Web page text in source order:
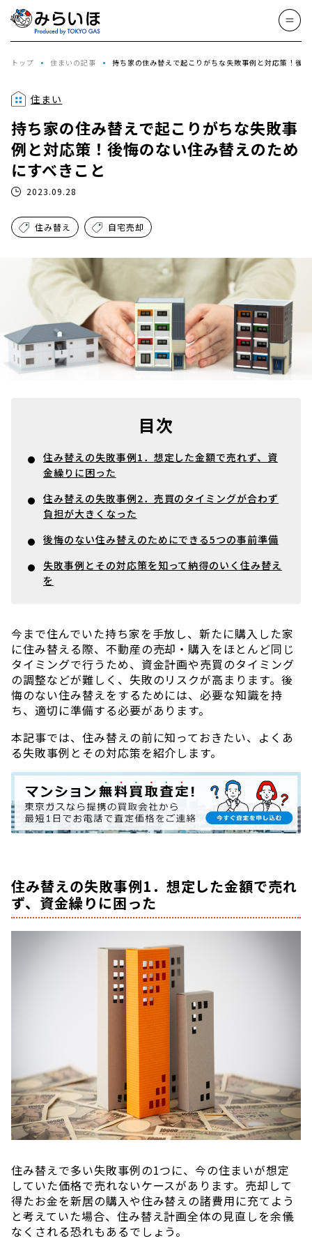
トップ 住まいの記事 持ち家の住み替えで起こりがちな失敗事例と対応策！後
住まい
持ち家の住み替えで起こりがちな失敗事
例と対応策！後悔のない住み替えのため
にすべきこと
2023.09.28
住み替え 自宅売却
目次
住み替えの失敗事例1．想定した金額で売れず、資
金繰りに困った
住み替えの失敗事例2．売買のタイミングが合わず
負担が大きくなった
後悔のない住み替えのためにできる5つの事前準備
失敗事例とその対応策を知って納得のいく住み替え
を
今まで住んでいた持ち家を手放し、新たに購入した家
に住み替える際、不動産の売却・購入をほとんど同じ
タイミングで行うため、資金計画や売買のタイミング
の調整などが難しく、失敗のリスクが高まります。後
悔のない住み替えをするためには、必要な知識を持
ち、適切に準備する必要があります。
本記事では、住み替えの前に知っておきたい、よくあ
る失敗事例とその対応策を紹介します。
住み替えの失敗事例1．想定した金額で売れ
ず、資金繰りに困った
住み替えで多い失敗事例の1つに、今の住まいが想定
していた価格で売れないケースがあります。売却して
得たお金を新居の購入や住み替えの諸費用に充てよう
と考えていた場合、住み替え計画全体の見直しを余儀
なくされる恐れもあるでしょう。